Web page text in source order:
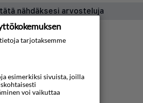
nähdäksesi arvosteluja
tarjotaksemme
esimerkiksi sivuista, joilla
voi vaikuttaa